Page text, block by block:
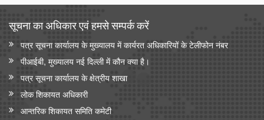
सूचना का अधिकार एवं हमसे सम्‍पर्क करें
पत्र सूचना कार्यालय के मुख्यालय में कार्यरत अधिकारियों के टेलीफोन नंबर
पीआईबी, मुख्यालय नई दिल्ली में कौन क्या है।
पत्र सूचना कार्यालय के क्षेत्रीय शाखा
लोक शिकायत अधिकारी
आन्‍तरिक शिकायत समिति कमेटी